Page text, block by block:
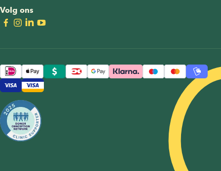
Volg ons